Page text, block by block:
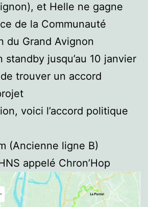
et Helle ne gagne
de la Communauté
du Grand Avignon
jusqu’au 10 janvier
trouver un accord
voici l’accord politique
(Ancienne ligne B)
appelé Chron’Hop